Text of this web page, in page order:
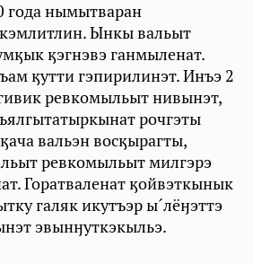
года нымытваран
Ынкы вальыт
ӄэгнэвэ ганмыленат.
ӄутти гэпирилинэт. Инъэ 2
ревкомыльыт нивынэт,
рочгэты
вальэн восӄырагты,
ревкомыльыт милгэрэ
Горатваленат ӄойвэткынык
галяк икутъэр ы´лёӈэттэ
эвынӈуткэкыльэ.